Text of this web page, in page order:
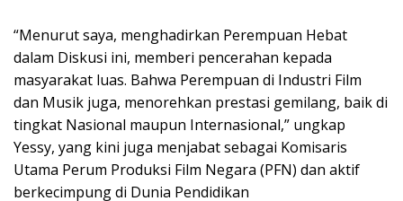
“Menurut saya, menghadirkan Perempuan Hebat
dalam Diskusi ini, memberi pencerahan kepada
masyarakat luas. Bahwa Perempuan di Industri Film
dan Musik juga, menorehkan prestasi gemilang, baik di
tingkat Nasional maupun Internasional,” ungkap
Yessy, yang kini juga menjabat sebagai Komisaris
Utama Perum Produksi Film Negara (PFN) dan aktif
berkecimpung di Dunia Pendidikan